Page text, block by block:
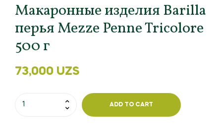
Макаронные изделия Barilla
перья Mezze Penne Tricolore
500 г
73,000 UZS
ADD TO CART